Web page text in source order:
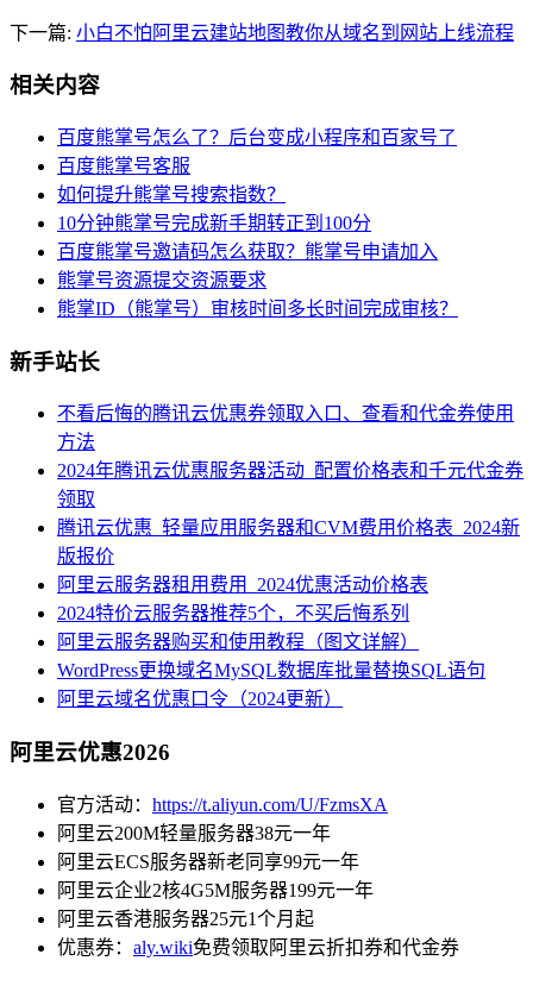
下一篇: 小白不怕阿里云建站地图教你从域名到网站上线流程
相关内容
百度熊掌号怎么了？后台变成小程序和百家号了
百度熊掌号客服
如何提升熊掌号搜索指数？
10分钟熊掌号完成新手期转正到100分
百度熊掌号邀请码怎么获取？熊掌号申请加入
熊掌号资源提交资源要求
熊掌ID（熊掌号）审核时间多长时间完成审核？
新手站长
不看后悔的腾讯云优惠券领取入口、查看和代金券使用
方法
2024年腾讯云优惠服务器活动_配置价格表和千元代金券
领取
腾讯云优惠_轻量应用服务器和CVM费用价格表_2024新
版报价
阿里云服务器租用费用_2024优惠活动价格表
2024特价云服务器推荐5个，不买后悔系列
阿里云服务器购买和使用教程（图文详解）
WordPress更换域名MySQL数据库批量替换SQL语句
阿里云域名优惠口令（2024更新）
阿里云优惠2026
官方活动： https://t.aliyun.com/U/FzmsXA
阿里云200M轻量服务器38元一年
阿里云ECS服务器新老同享99元一年
阿里云企业2核4G5M服务器199元一年
阿里云香港服务器25元1个月起
优惠券： aly.wiki免费领取阿里云折扣券和代金券